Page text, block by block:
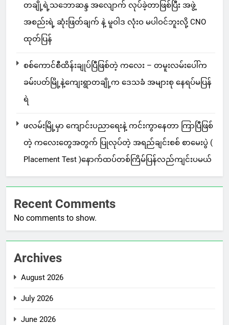
တချို့ရဲ့သဘောဆန္ဒ အလျောက် လုပ်ခဲ့တာဖြစ်ပြီး အဖွဲ့
အစည်းရဲ့ ဆုံးဖြတ်ချက် နဲ့ မူဝါဒ လုံးဝ မပါဝင်ဘူးလို့ CNO
ထုတ်ပြန်
စစ်ကောင်စီထိန်းချုပ်ပြီဖြစ်တဲ့ ကလေး – တမူးလမ်းပေါ်က
ခမ်းပတ်မြို့နဲ့ကျေးရွာတချို့က ဒေသခံ အများစု နေရပ်မပြန်
ရဲ
ဖလမ်းမြို့မှာ ကျောင်းပညာရေးနဲ့ ကင်းကွာနေတာ ကြာပြီဖြစ်
တဲ့ ကလေးတွေအတွက် ပြုလုပ်တဲ့ အရည်ချင်းစစ် စာမေးပွဲ (
Placement Test )နောက်ထပ်တစ်ကြိမ်ပြန်လည်ကျင်းပမယ်
Recent Comments
No comments to show.
Archives
August 2026
July 2026
June 2026